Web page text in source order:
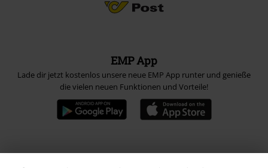
EMP App
Lade dir jetzt kostenlos unsere neue EMP App runter und genieße
die vielen neuen Funktionen und Vorteile!